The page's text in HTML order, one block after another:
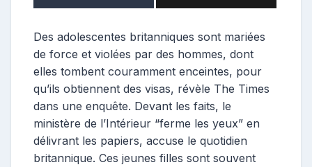
Des adolescentes britanniques sont mariées
de force et violées par des hommes, dont
elles tombent couramment enceintes, pour
qu’ils obtiennent des visas, révèle The Times
dans une enquête. Devant les faits, le
ministère de l’Intérieur “ferme les yeux” en
délivrant les papiers, accuse le quotidien
britannique. Ces jeunes filles sont souvent